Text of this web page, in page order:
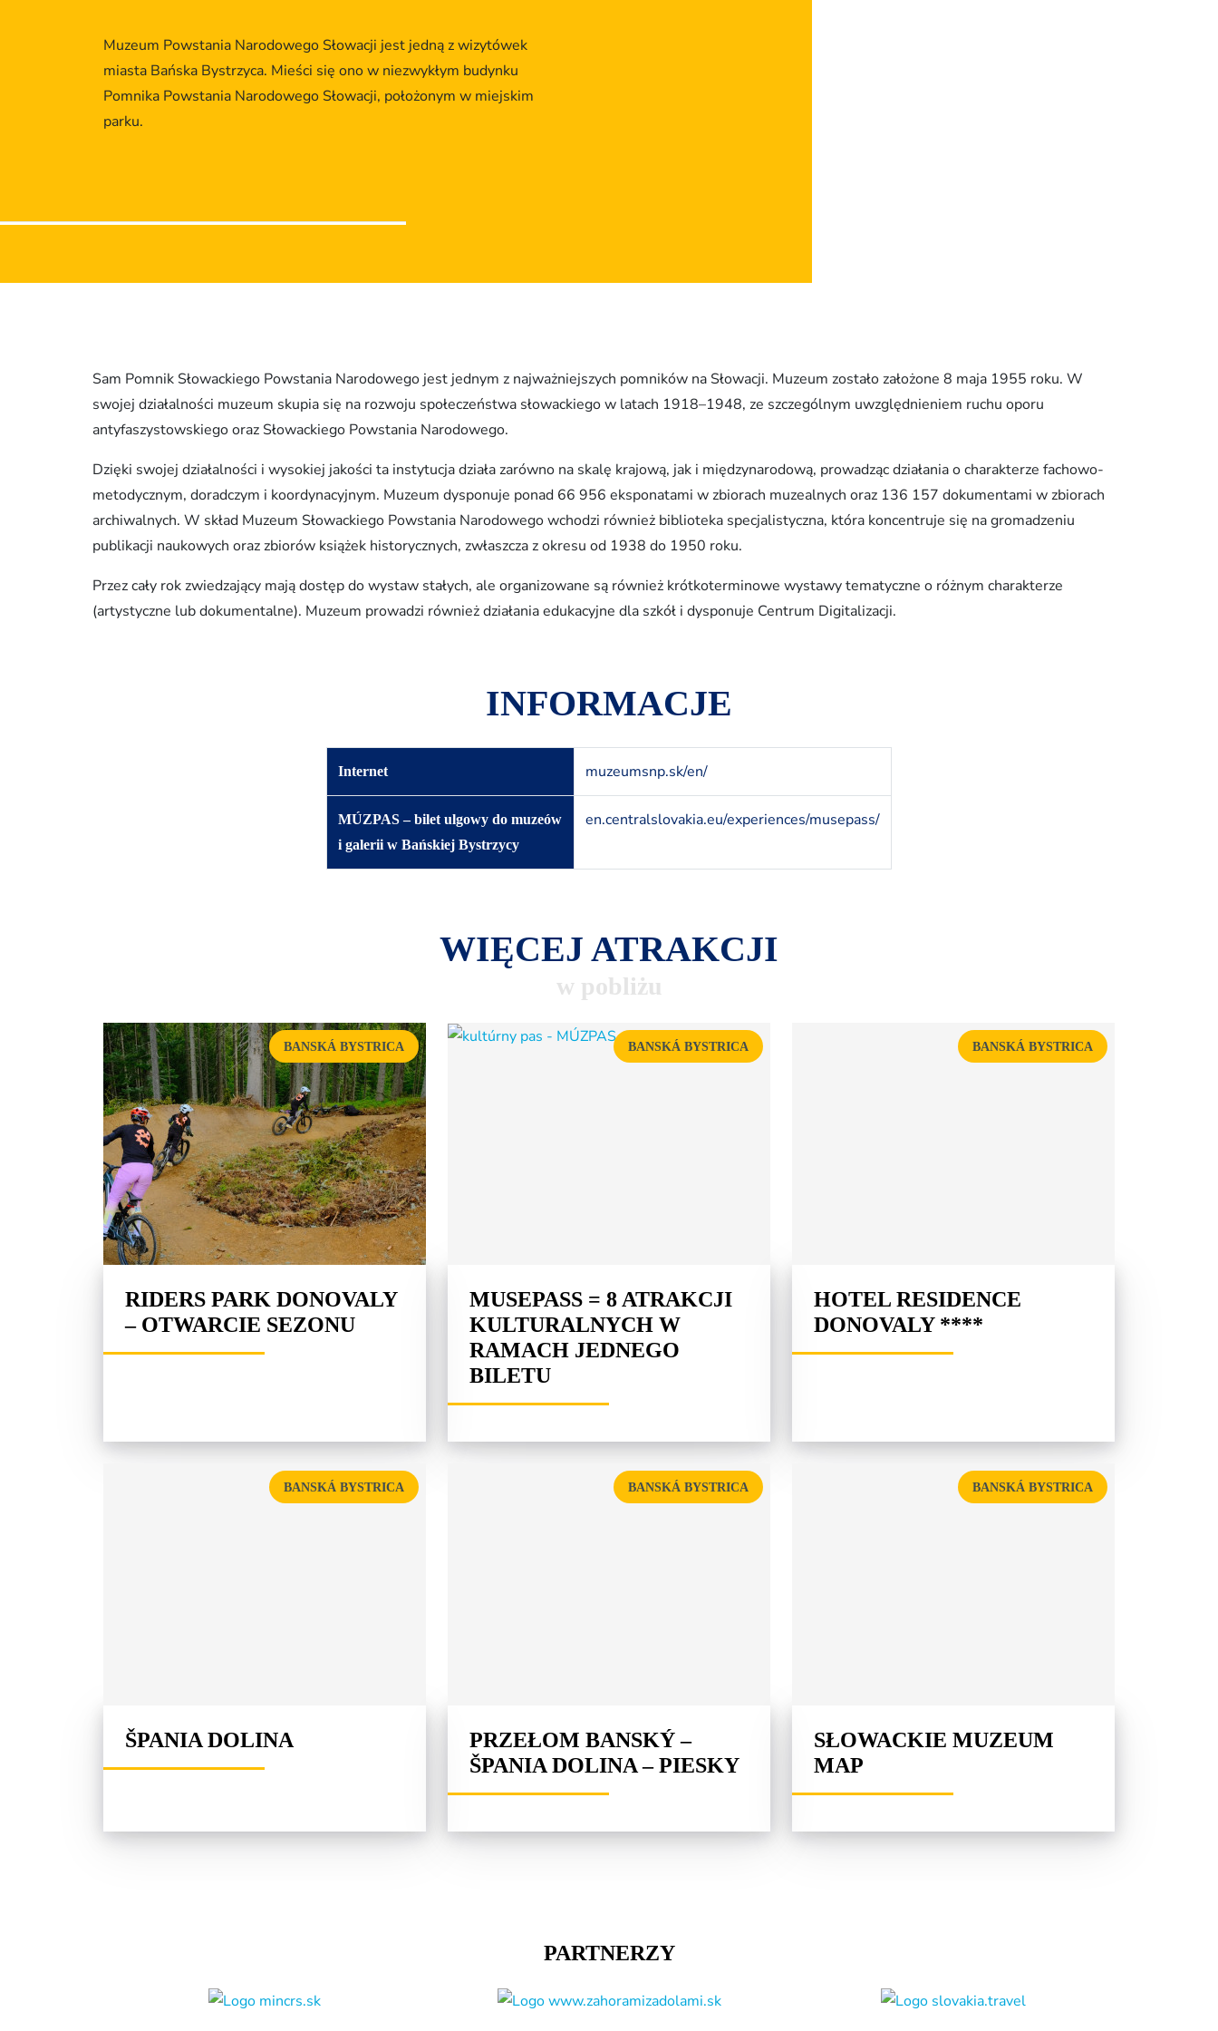
Zakwaterowanie
Muzeum Powstania Narodowego Słowacji jest jedną z wizytówek
miasta Bańska Bystrzyca. Mieści się ono w niezwykłym budynku
Pomnika Powstania Narodowego Słowacji, położonym w miejskim
parku.
Sam Pomnik Słowackiego Powstania Narodowego jest jednym z najważniejszych pomników na Słowacji. Muzeum zostało założone 8 maja 1955 roku. W
swojej działalności muzeum skupia się na rozwoju społeczeństwa słowackiego w latach 1918–1948, ze szczególnym uwzględnieniem ruchu oporu
antyfaszystowskiego oraz Słowackiego Powstania Narodowego.
Dzięki swojej działalności i wysokiej jakości ta instytucja działa zarówno na skalę krajową, jak i międzynarodową, prowadząc działania o charakterze fachowo-
metodycznym, doradczym i koordynacyjnym. Muzeum dysponuje ponad 66 956 eksponatami w zbiorach muzealnych oraz 136 157 dokumentami w zbiorach
archiwalnych. W skład Muzeum Słowackiego Powstania Narodowego wchodzi również biblioteka specjalistyczna, która koncentruje się na gromadzeniu
publikacji naukowych oraz zbiorów książek historycznych, zwłaszcza z okresu od 1938 do 1950 roku.
Przez cały rok zwiedzający mają dostęp do wystaw stałych, ale organizowane są również krótkoterminowe wystawy tematyczne o różnym charakterze
(artystyczne lub dokumentalne). Muzeum prowadzi również działania edukacyjne dla szkół i dysponuje Centrum Digitalizacji.
INFORMACJE
Internet muzeumsnp.sk/en/
MÚZPAS – bilet ulgowy do muzeów
i galerii w Bańskiej Bystrzycy
en.centralslovakia.eu/experiences/musepass/
WIĘCEJ ATRAKCJI
w pobliżu
BANSKÁ BYSTRICA
RIDERS PARK DONOVALY
– OTWARCIE SEZONU
BANSKÁ BYSTRICA
MUSEPASS = 8 ATRAKCJI
KULTURALNYCH W
RAMACH JEDNEGO
BILETU
BANSKÁ BYSTRICA
HOTEL RESIDENCE
DONOVALY ****
BANSKÁ BYSTRICA
ŠPANIA DOLINA
BANSKÁ BYSTRICA
PRZEŁOM BANSKÝ –
ŠPANIA DOLINA – PIESKY
BANSKÁ BYSTRICA
SŁOWACKIE MUZEUM
MAP
PARTNERZY